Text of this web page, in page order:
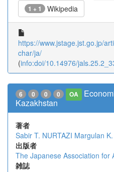
1 + 1 Wikipedia
https://www.jstage.jst.go.jp/
char/ja/
(info:doi/10.14976/
6 0 0 0 OA
Kazakhstan
著者
Sabir T. NURTAZI Margulan
出版者
The Japanese Association for
雑誌